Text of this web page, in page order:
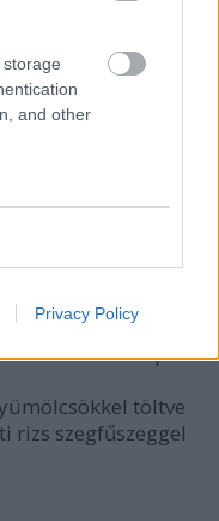
and other
Privacy Policy
és darált hús
és
paprika,
Kashmiri Korma
fűszeres és csípős
töltve
rizs szegfűszeggel